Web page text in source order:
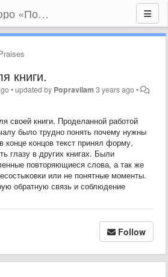
Редакторское бюро «По правилам»
книги.
•updated by Popravilam 3 years ago•
своей книги. Проделанной работой
было трудно понять почему нужны
конце концов текст принял форму,
глазу в других книгах. Были
повторяющиеся слова, а так же
или не понятные моменты.
обратную связь и соблюдение
Follow